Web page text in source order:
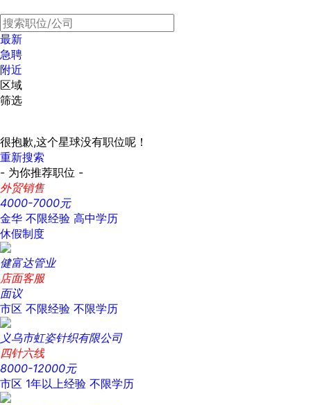
最新
急聘
附近
区域
筛选
很抱歉,这个星球没有职位呢！
重新搜索
- 为你推荐职位 -
外贸销售
4000-7000元
金华 不限经验 高中学历
休假制度
健富达管业
店面客服
面议
市区 不限经验 不限学历
义乌市虹姿针织有限公司
四针六线
8000-12000元
市区 1年以上经验 不限学历